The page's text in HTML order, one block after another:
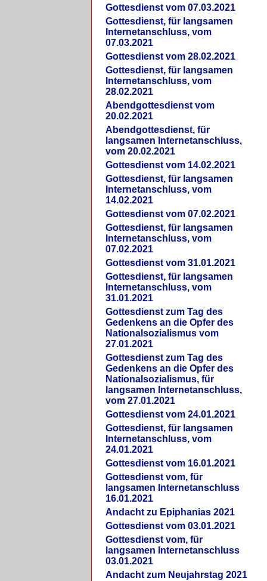
Gottesdienst vom 07.03.2021
Gottesdienst, für langsamen
Internetanschluss, vom
07.03.2021
Gottesdienst vom 28.02.2021
Gottesdienst, für langsamen
Internetanschluss, vom
28.02.2021
Abendgottesdienst vom
20.02.2021
Abendgottesdienst, für
langsamen Internetanschluss,
vom 20.02.2021
Gottesdienst vom 14.02.2021
Gottesdienst, für langsamen
Internetanschluss, vom
14.02.2021
Gottesdienst vom 07.02.2021
Gottesdienst, für langsamen
Internetanschluss, vom
07.02.2021
Gottesdienst vom 31.01.2021
Gottesdienst, für langsamen
Internetanschluss, vom
31.01.2021
Gottesdienst zum Tag des
Gedenkens an die Opfer des
Nationalsozialismus vom
27.01.2021
Gottesdienst zum Tag des
Gedenkens an die Opfer des
Nationalsozialismus, für
langsamen Internetanschluss,
vom 27.01.2021
Gottesdienst vom 24.01.2021
Gottesdienst, für langsamen
Internetanschluss, vom
24.01.2021
Gottesdienst vom 16.01.2021
Gottesdienst vom, für
langsamen Internetanschluss
16.01.2021
Andacht zu Epiphanias 2021
Gottesdienst vom 03.01.2021
Gottesdienst vom, für
langsamen Internetanschluss
03.01.2021
Andacht zum Neujahrstag 2021